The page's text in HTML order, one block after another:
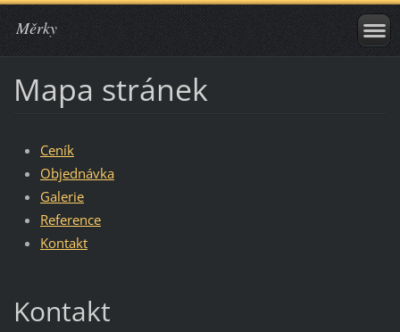
Měrky
Mapa stránek
Ceník
Objednávka
Galerie
Reference
Kontakt
Kontakt